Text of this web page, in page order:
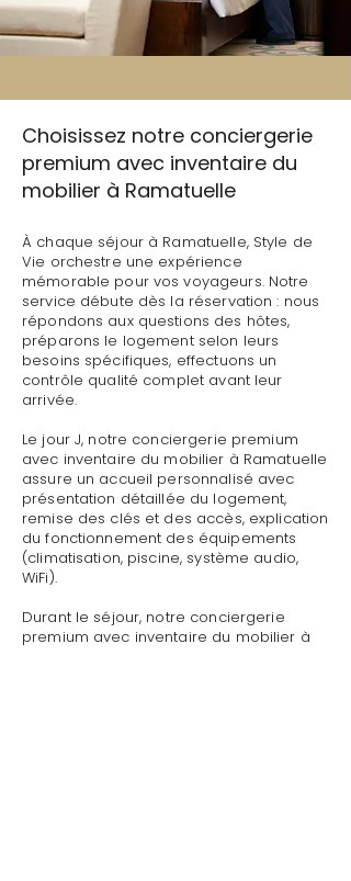
Choisissez notre conciergerie
premium avec inventaire du
mobilier à Ramatuelle
À chaque séjour à Ramatuelle, Style de
Vie orchestre une expérience
mémorable pour vos voyageurs. Notre
service débute dès la réservation : nous
répondons aux questions des hôtes,
préparons le logement selon leurs
besoins spécifiques, effectuons un
contrôle qualité complet avant leur
arrivée.
Le jour J, notre conciergerie premium
avec inventaire du mobilier à Ramatuelle
assure un accueil personnalisé avec
présentation détaillée du logement,
remise des clés et des accès, explication
du fonctionnement des équipements
(climatisation, piscine, système audio,
WiFi).
Durant le séjour, notre conciergerie
premium avec inventaire du mobilier à